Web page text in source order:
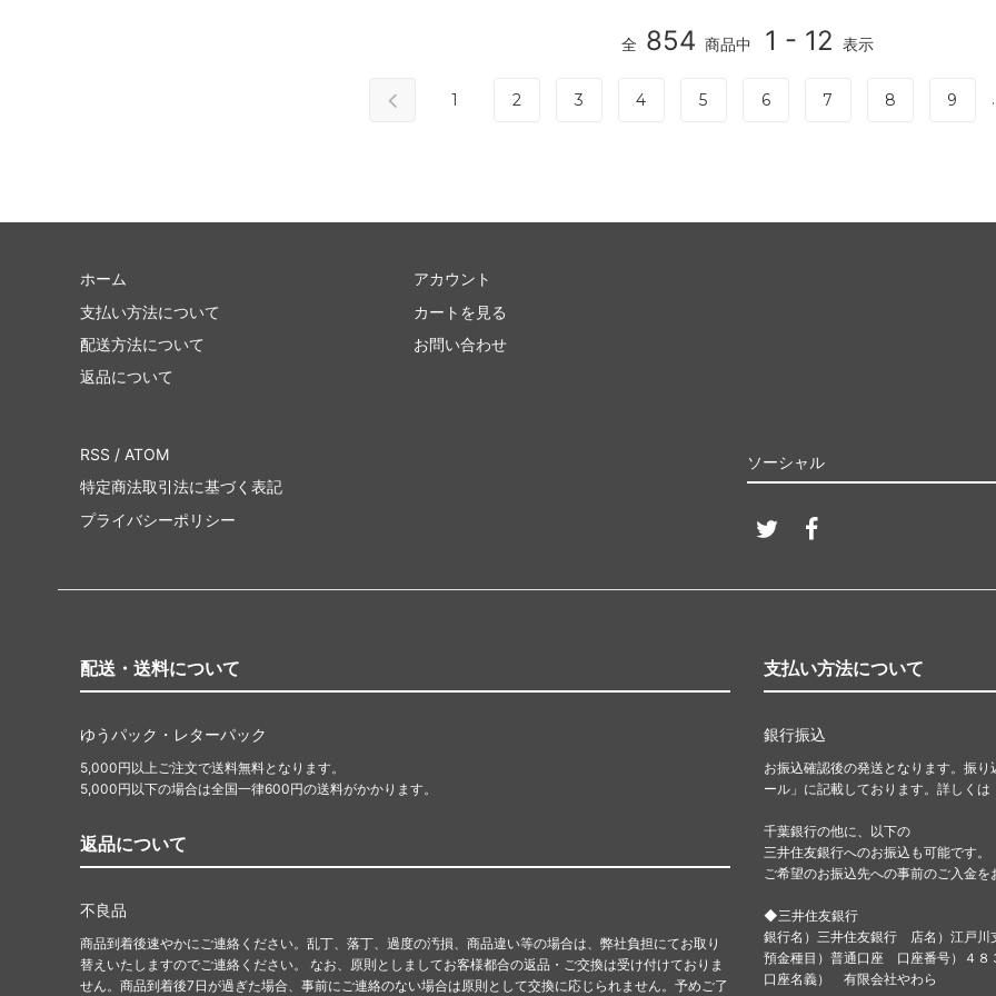
全 854 商品中 1 - 12 表示
1 2 3 4 5 6 7 8 9
ホーム
支払い方法について
配送方法について
返品について
アカウント
カートを見る
お問い合わせ
ソーシャル
RSS / ATOM
特定商法取引法に基づく表記
プライバシーポリシー
配送・送料について
ゆうパック・レターパック
5,000円以上ご注文で送料無料となります。
5,000円以下の場合は全国一律600円の送料がかかります。
返品について
不良品
商品到着後速やかにご連絡ください。乱丁、落丁、過度の汚損、商品違い等の場合は、弊社負担にてお取り
替えいたしますのでご連絡ください。 なお、原則としましてお客様都合の返品・ご交換は受け付けておりま
せん。商品到着後7日が過ぎた場合、事前にご連絡のない場合は原則として交換に応じられません。予めご了
支払い方法について
銀行振込
お振込確認後の発送となります。振
ール」に記載しております。詳しくは
千葉銀行の他に、以下の
三井住友銀行へのお振込も可能です。
ご希望のお振込先への事前のご入金を
◆三井住友銀行
銀行名）三井住友銀行 店名）江戸川
預金種目）普通口座 口座番号）４８
口座名義） 有限会社やわら